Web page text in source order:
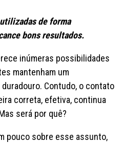
de forma
bons resultados.
inúmeras possibilidades
mantenham um
Contudo, o contato
correta, efetiva, continua
será por quê?
pouco sobre esse assunto,